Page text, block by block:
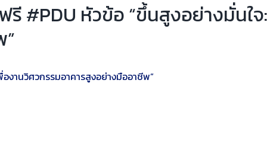
#PDU หัวข้อ “ขึ้นสูงอย่างมั่นใจ
งานวิศวกรรมอาคารสูงอย่างมืออาชีพ”